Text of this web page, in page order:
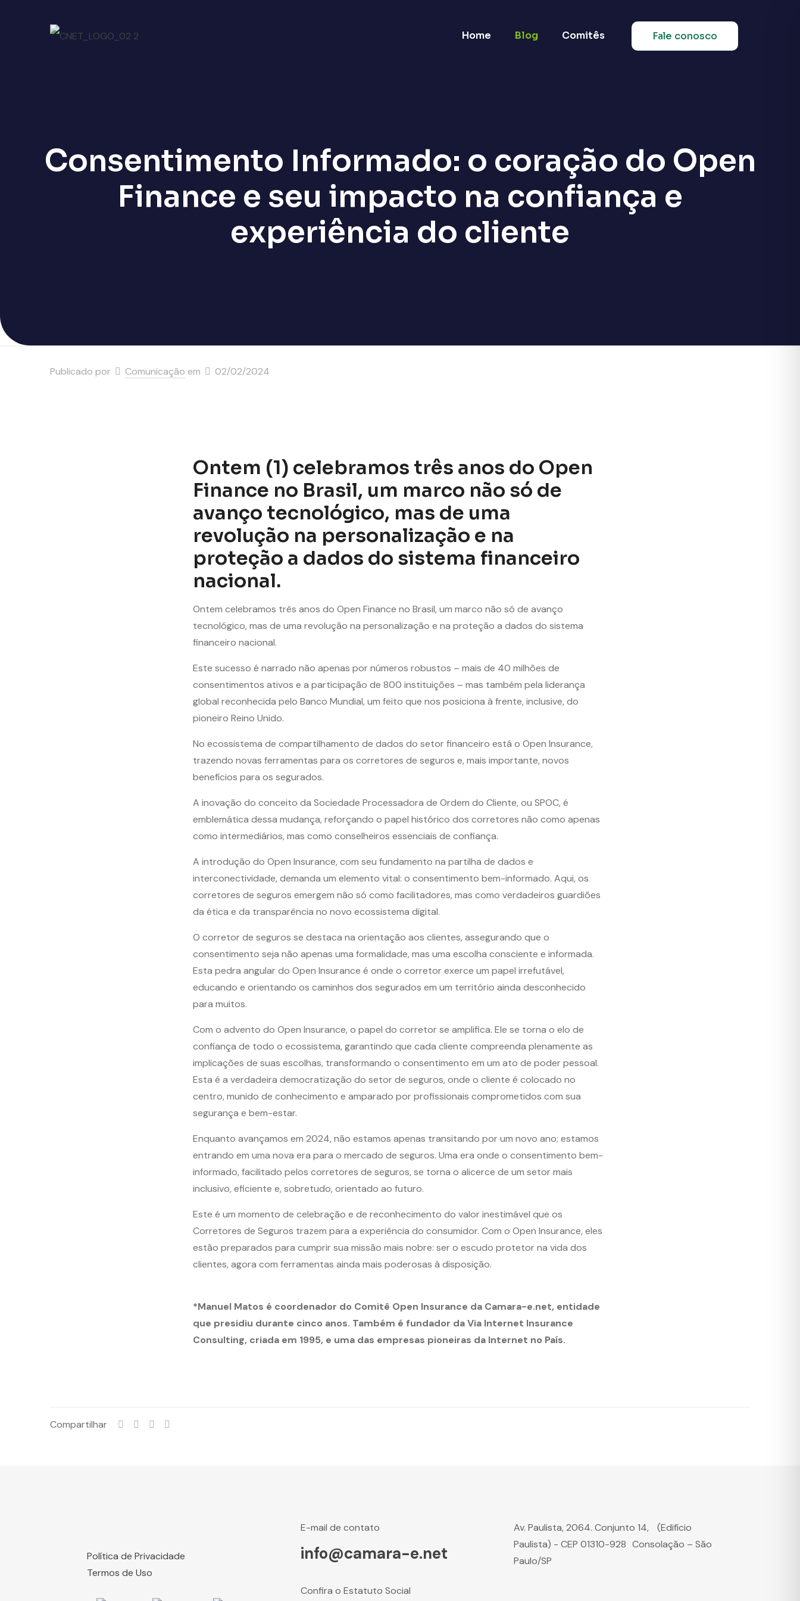
Home Blog Comitês Fale conosco
Consentimento Informado: o coração do Open
Finance e seu impacto na confiança e
experiência do cliente
Publicado por Comunicação em 02/02/2024
Ontem (1) celebramos três anos do Open
Finance no Brasil, um marco não só de
avanço tecnológico, mas de uma
revolução na personalização e na
proteção a dados do sistema financeiro
nacional.
Ontem celebramos três anos do Open Finance no Brasil, um marco não só de avanço
tecnológico, mas de uma revolução na personalização e na proteção a dados do sistema
financeiro nacional.
Este sucesso é narrado não apenas por números robustos – mais de 40 milhões de
consentimentos ativos e a participação de 800 instituições – mas também pela liderança
global reconhecida pelo Banco Mundial, um feito que nos posiciona à frente, inclusive, do
pioneiro Reino Unido.
No ecossistema de compartilhamento de dados do setor financeiro está o Open Insurance,
trazendo novas ferramentas para os corretores de seguros e, mais importante, novos
benefícios para os segurados.
A inovação do conceito da Sociedade Processadora de Ordem do Cliente, ou SPOC, é
emblemática dessa mudança, reforçando o papel histórico dos corretores não como apenas
como intermediários, mas como conselheiros essenciais de confiança.
A introdução do Open Insurance, com seu fundamento na partilha de dados e
interconectividade, demanda um elemento vital: o consentimento bem-informado. Aqui, os
corretores de seguros emergem não só como facilitadores, mas como verdadeiros guardiões
da ética e da transparência no novo ecossistema digital.
O corretor de seguros se destaca na orientação aos clientes, assegurando que o
consentimento seja não apenas uma formalidade, mas uma escolha consciente e informada.
Esta pedra angular do Open Insurance é onde o corretor exerce um papel irrefutável,
educando e orientando os caminhos dos segurados em um território ainda desconhecido
para muitos.
Com o advento do Open Insurance, o papel do corretor se amplifica. Ele se torna o elo de
confiança de todo o ecossistema, garantindo que cada cliente compreenda plenamente as
implicações de suas escolhas, transformando o consentimento em um ato de poder pessoal.
Esta é a verdadeira democratização do setor de seguros, onde o cliente é colocado no
centro, munido de conhecimento e amparado por profissionais comprometidos com sua
segurança e bem-estar.
Enquanto avançamos em 2024, não estamos apenas transitando por um novo ano; estamos
entrando em uma nova era para o mercado de seguros. Uma era onde o consentimento bem-
informado, facilitado pelos corretores de seguros, se torna o alicerce de um setor mais
inclusivo, eficiente e, sobretudo, orientado ao futuro.
Este é um momento de celebração e de reconhecimento do valor inestimável que os
Corretores de Seguros trazem para a experiência do consumidor. Com o Open Insurance, eles
estão preparados para cumprir sua missão mais nobre: ser o escudo protetor na vida dos
clientes, agora com ferramentas ainda mais poderosas à disposição.
*Manuel Matos é coordenador do Comitê Open Insurance da Camara-e.net, entidade
que presidiu durante cinco anos. Também é fundador da Via Internet Insurance
Consulting, criada em 1995, e uma das empresas pioneiras da Internet no País.
Compartilhar
Política de Privacidade
Termos de Uso
E-mail de contato
info@camara-e.net
Confira o Estatuto Social
Av. Paulista, 2064. Conjunto 14, (Edifício
Paulista) - CEP 01310-928 Consolação – São
Paulo/SP